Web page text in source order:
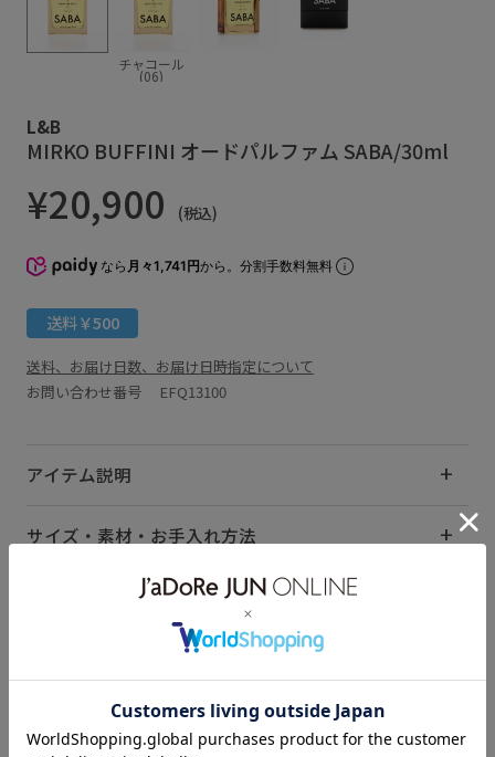
チャコール
(06)
L&B
MIRKO BUFFINI オードパルファム SABA/30ml
¥20,900 (税込)
なら 月々1,741円から。分割手数料無料
送料￥500
送料、お届け日数、お届け日時指定について
お問い合わせ番号 EFQ13100
アイテム説明
サイズ・素材・お手入れ方法
LB_COUPON MIRKOBUFFINI オードパルファム香水
コスメ/香水 フレグランス 香水